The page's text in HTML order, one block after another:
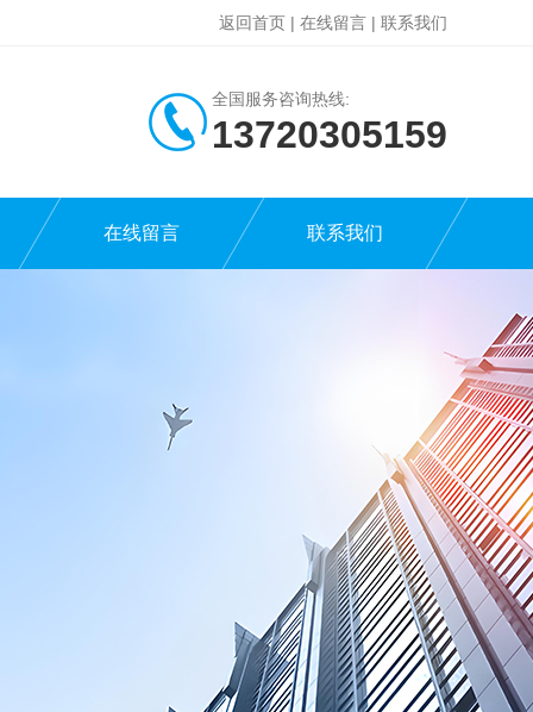
返回首页 | 在线留言 | 联系我们
全国服务咨询热线:
13720305159
在线留言 联系我们